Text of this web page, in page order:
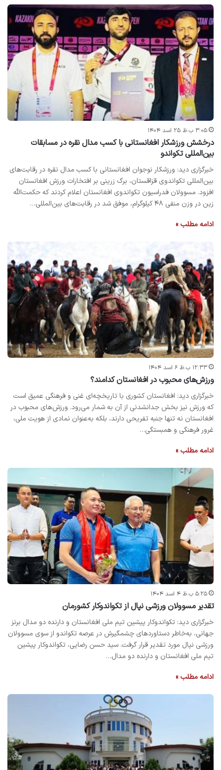
۳:۰۵ ب.ظ ۲۵ اسد ۱۴۰۴
درخشش ورزشکار افغانستانی‌ با کسب مدال نقره در مسابقات
بین‌المللی تکواندو
خبرگزاری دید: ورزشکار نوجوان افغانستانی‌ با کسب مدال نقره در رقابت‌های
بین‌المللی تکواندوی قزاقستان، برگ زرینی بر افتخارات ورزش افغانستان
افزود. مسوولان فدراسیون تکواندوی افغانستان اعلام کردند که حکمت‌الله
زین در وزن منفی ۴۸ کیلوگرام، موفق شد در رقابت‌های بین‌المللی…
ادامه مطلب »
۱۲:۳۳ ب.ظ ۶ اسد ۱۴۰۴
ورزش‌های محبوب در افغانستان کدامند؟
خبرگزاری دید: افغانستان کشوری با تاریخچه‌ای غنی و فرهنگی عمیق است
که ورزش نیز بخش جدانشدنی از آن به شمار می‌رود. ورزش‌های محبوب در
افغانستان نه تنها جنبه تفریحی دارند، بلکه به‌عنوان نمادی از هویت ملی،
غرور فرهنگی و همبستگی…
ادامه مطلب »
۵:۲۵ ب.ظ ۴ اسد ۱۴۰۴
تقدیر مسوولان ورزشی نپال از تکواندوکار کشورمان
خبرگزاری دید: تکواندوکار پیشین تیم ملی افغانستان و دارنده دو مدال برنز
جهانی، به‌خاطر دستاوردهای چشمگیرش در عرصه تکواندو از سوی مسوولان
ورزشی نپال مورد تقدیر قرار گرفت. سید حسن رضایی، تکواندوکار پیشین
تیم ملی افغانستان و دارنده دو مدال…
ادامه مطلب »